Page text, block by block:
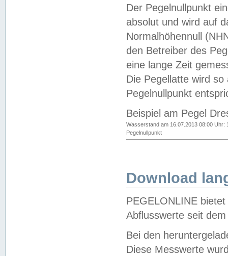
Der Pegelnullpunkt
absolut und wird auf
Normalhöhennull
den Betreiber des
eine lange Zeit
Die Pegellatte wird
Pegelnullpunkt
Beispiel am Pegel
Wasserstand am 16.07.2013 08:00 Uhr:
Pegelnullpunkt
Download
PEGELONLINE
Abflusswerte seit
Bei den
Diese Messwerte